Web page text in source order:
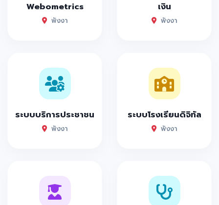
Webometrics
พังงา
เงิน
พังงา
ระบบบริการประชาชน
พังงา
ระบบโรงเรียนดิจิทัล
พังงา